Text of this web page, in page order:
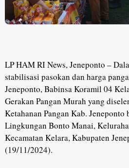
LP HAM RI News, Jeneponto –
stabilisasi pasokan dan harga
Jeneponto, Babinsa Koramil 04
Gerakan Pangan Murah yang
Ketahanan Pangan Kab. Jeneponto
Lingkungan Bonto Manai,
Kecamatan Kelara, Kabupaten
(19/11/2024).